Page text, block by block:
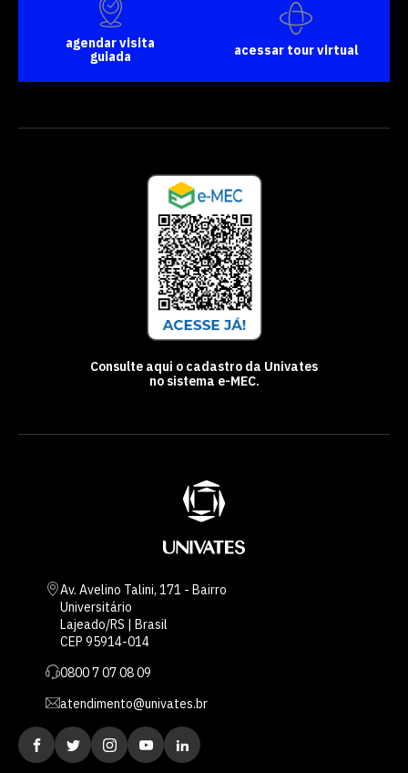
agendar visita
guiada
acessar tour virtual
Consulte aqui o cadastro da Univates
no sistema e-MEC.
Av. Avelino Talini, 171 - Bairro
Universitário
Lajeado/RS | Brasil
CEP 95914-014
0800 7 07 08 09
atendimento@univates.br
vagas para início de curso